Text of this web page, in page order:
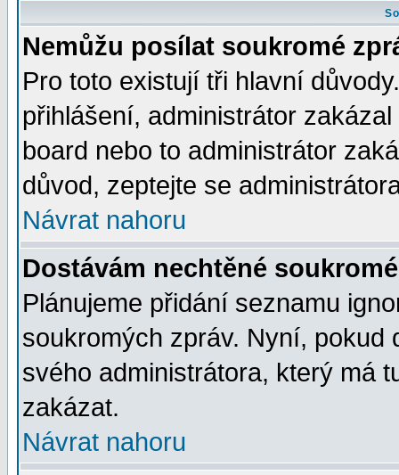
Nemůžu posílat soukromé
Pro toto existují tři hlavní
přihlášení, administrátor
board nebo to administrátor
důvod, zeptejte se
Návrat nahoru
Dostávám nechtěné
Plánujeme přidání seznamu
soukromých zpráv. Nyní, pokud
svého administrátora, který má
zakázat.
Návrat nahoru